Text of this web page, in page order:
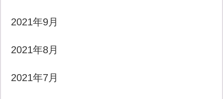
2021年9月
2021年8月
2021年7月